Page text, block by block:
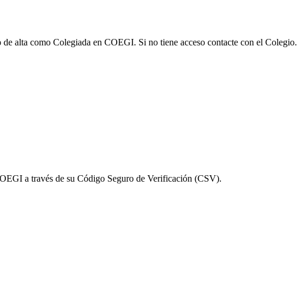
de alta como Colegiada en COEGI. Si no tiene acceso contacte con el Colegio.
a través de su Código Seguro de Verificación (CSV).